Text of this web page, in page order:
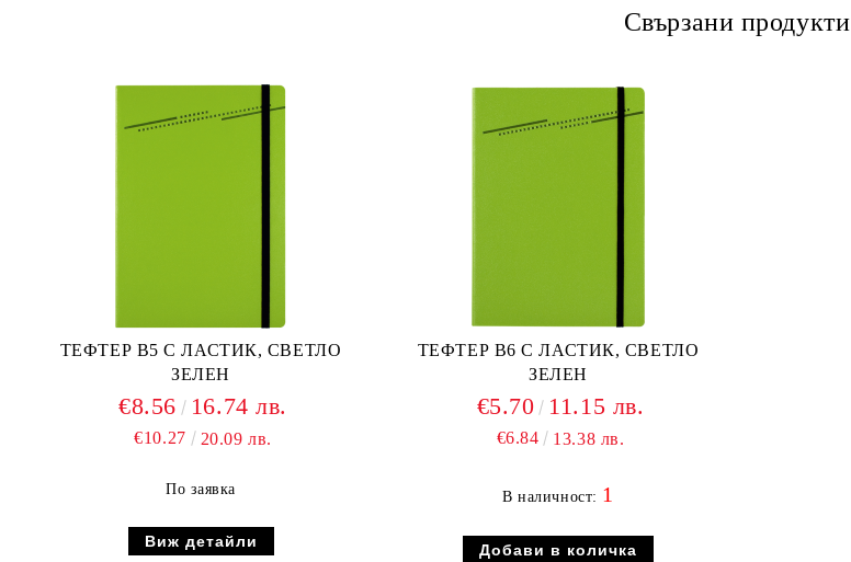
Свързани продукти
ТЕФТЕР В5 С ЛАСТИК, СВЕТЛО
ЗЕЛЕН
€8.56 16.74 лв.
€10.27 20.09 лв.
По заявка
Виж детайли
ТЕФТЕР В6 С ЛАСТИК, СВЕТЛО
ЗЕЛЕН
€5.70 11.15 лв.
€6.84 13.38 лв.
В наличност: 1